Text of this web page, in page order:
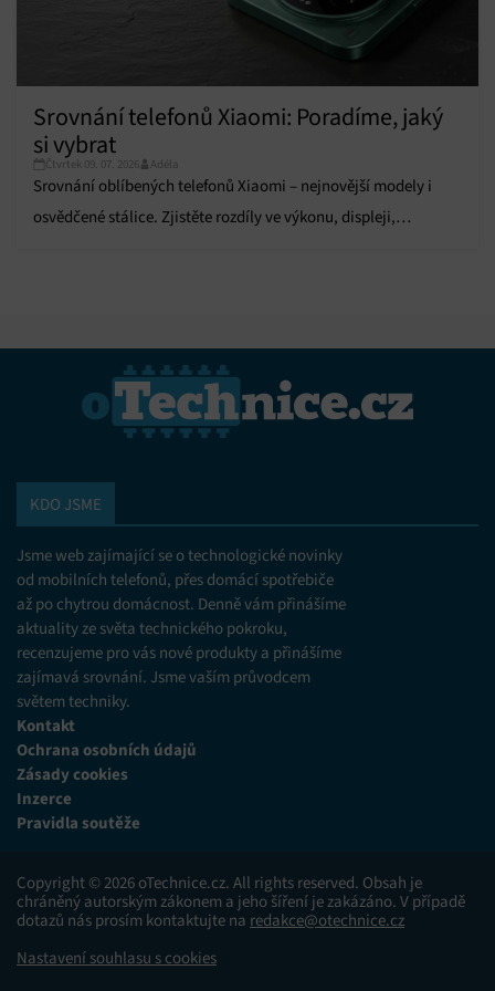
Srovnání telefonů Xiaomi: Poradíme, jaký
si vybrat
Čtvrtek 09. 07. 2026 Adéla
Srovnání oblíbených telefonů Xiaomi – nejnovější modely i
osvědčené stálice. Zjistěte rozdíly ve výkonu, displeji,
KDO JSME
Jsme web zajímající se o technologické novinky
od mobilních telefonů, přes domácí spotřebiče
až po chytrou domácnost. Denně vám přinášíme
aktuality ze světa technického pokroku,
recenzujeme pro vás nové produkty a přinášíme
zajímavá srovnání. Jsme vaším průvodcem
světem techniky.
Kontakt
Ochrana osobních údajů
Zásady cookies
Inzerce
Pravidla soutěže
Copyright © 2026 oTechnice.cz. All rights reserved. Obsah je
chráněný autorským zákonem a jeho šíření je zakázáno. V případě
dotazů nás prosím kontaktujte na redakce@otechnice.cz
Nastavení souhlasu s cookies